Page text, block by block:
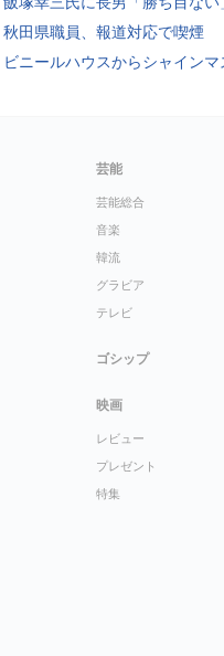
秋田県職員、報道対応で喫煙
ビニールハウスからシャインマスカット約200房を盗んだ疑い ネットで販売か 無職の
芸能
芸能総合
音楽
韓流
グラビア
テレビ
ゴシップ
映画
レビュー
プレゼント
特集